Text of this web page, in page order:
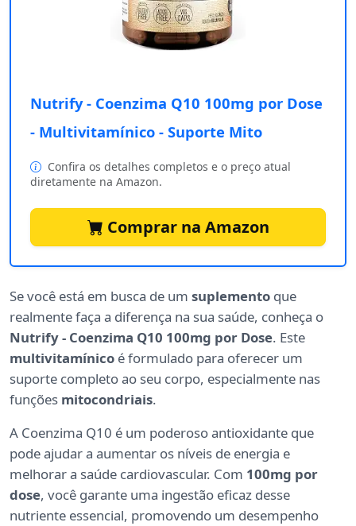
Nutrify - Coenzima Q10 100mg por Dose
- Multivitamínico - Suporte Mito
Confira os detalhes completos e o preço atual
diretamente na Amazon.
Comprar na Amazon
Se você está em busca de um suplemento que
realmente faça a diferença na sua saúde, conheça o
Nutrify - Coenzima Q10 100mg por Dose. Este
multivitamínico é formulado para oferecer um
suporte completo ao seu corpo, especialmente nas
funções mitocondriais.
A Coenzima Q10 é um poderoso antioxidante que
pode ajudar a aumentar os níveis de energia e
melhorar a saúde cardiovascular. Com 100mg por
dose, você garante uma ingestão eficaz desse
nutriente essencial, promovendo um desempenho